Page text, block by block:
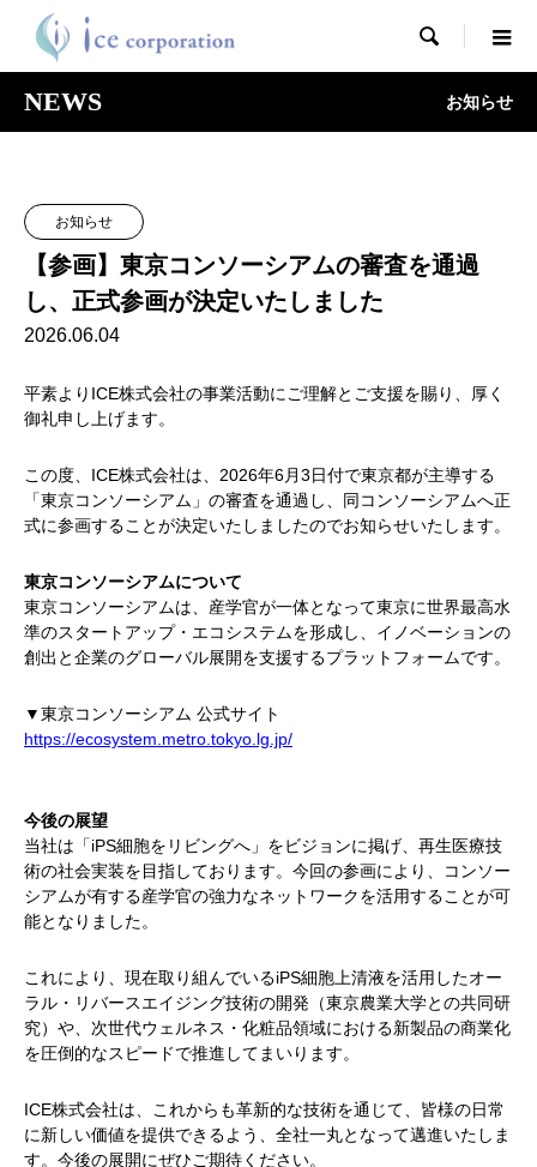

NEWS お知らせ
お知らせ
【参画】東京コンソーシアムの審査を通過
し、正式参画が決定いたしました
2026.06.04
平素よりICE株式会社の事業活動にご理解とご支援を賜り、厚く
御礼申し上げます。
この度、ICE株式会社は、2026年6月3日付で東京都が主導する
「東京コンソーシアム」の審査を通過し、同コンソーシアムへ正
式に参画することが決定いたしましたのでお知らせいたします。
東京コンソーシアムについて
東京コンソーシアムは、産学官が一体となって東京に世界最高水
準のスタートアップ・エコシステムを形成し、イノベーションの
創出と企業のグローバル展開を支援するプラットフォームです。
▼東京コンソーシアム 公式サイト
https://ecosystem.metro.tokyo.lg.jp/
今後の展望
当社は「iPS細胞をリビングへ」をビジョンに掲げ、再生医療技
術の社会実装を目指しております。今回の参画により、コンソー
シアムが有する産学官の強力なネットワークを活用することが可
能となりました。
これにより、現在取り組んでいるiPS細胞上清液を活用したオー
ラル・リバースエイジング技術の開発（東京農業大学との共同研
究）や、次世代ウェルネス・化粧品領域における新製品の商業化
を圧倒的なスピードで推進してまいります。
ICE株式会社は、これからも革新的な技術を通じて、皆様の日常
に新しい価値を提供できるよう、全社一丸となって邁進いたしま
す。今後の展開にぜひご期待ください。